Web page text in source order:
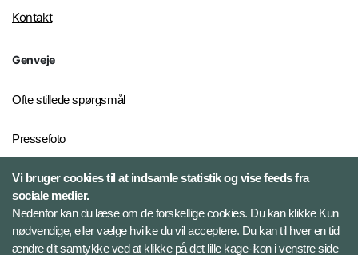
Kontakt
Genveje
Ofte stillede spørgsmål
Pressefoto
Risiko- og trusselsvurderinger
Ekstern whistleblowerordning
for FE
Vi bruger cookies til at indsamle statistik og vise feeds fra
sociale medier.
Nedenfor kan du læse om de forskellige cookies. Du kan klikke Kun
nødvendige, eller vælge hvilke du vil acceptere. Du kan til hver en tid
ændre dit samtykke ved at klikke på det lille kage-ikon i venstre side